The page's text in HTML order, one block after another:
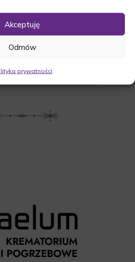
Akceptuję
Odmów
prywatności SMS